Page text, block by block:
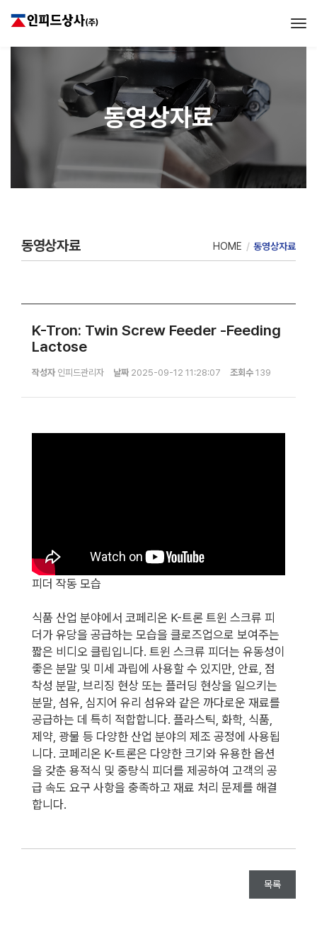
동영상자료
동영상자료 HOME 동영상자료
K-Tron: Twin Screw Feeder -Feeding
Lactose
작성자인피드관리자 날짜 2025-09-12 11:28:07 조회수 139
피더 작동 모습
식품 산업 분야에서 코페리온 K-트론 트윈 스크류 피
더가 유당을 공급하는 모습을 클로즈업으로 보여주는
짧은 비디오 클립입니다. 트윈 스크류 피더는 유동성이
좋은 분말 및 미세 과립에 사용할 수 있지만, 안료, 점
착성 분말, 브리징 현상 또는 플러딩 현상을 일으키는
분말, 섬유, 심지어 유리 섬유와 같은 까다로운 재료를
공급하는 데 특히 적합합니다. 플라스틱, 화학, 식품,
제약, 광물 등 다양한 산업 분야의 제조 공정에 사용됩
니다. 코페리온 K-트론은 다양한 크기와 유용한 옵션
을 갖춘 용적식 및 중량식 피더를 제공하여 고객의 공
급 속도 요구 사항을 충족하고 재료 처리 문제를 해결
합니다.
목록